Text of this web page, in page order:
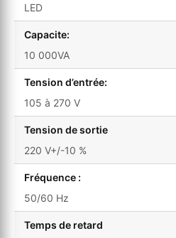
LED
Capacite:
10 000VA
Tension d’entrée:
105 à 270 V
Tension de sortie
220 V+/-10 %
Fréquence :
50/60 Hz
Temps de retard